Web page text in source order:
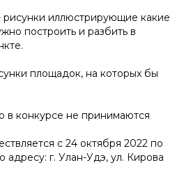
рисунки иллюстрирующие какие
построить и разбить в
площадок, на которых бы
в конкурсе не принимаются
с 24 октября 2022 по
адресу: г. Улан-Удэ, ул. Кирова